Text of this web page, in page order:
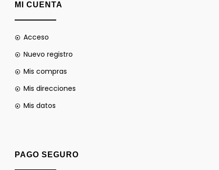
MI CUENTA
Acceso
Nuevo registro
Mis compras
Mis direcciones
Mis datos
PAGO SEGURO